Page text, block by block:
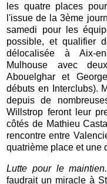
les quatre places
l'issue de la 3ème
samedi pour les
possible, et qualifier
délocalisée à Aix-
Mulhouse avec
Abouelghar et
débuts en Interclubs).
depuis de
Willstrop feront leur
côtés de Mathieu
rencontre entre
quatrième place et une
Lutte pour le maintien.
faudrait un miracle à